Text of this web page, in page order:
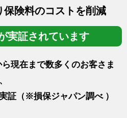
保険料のコストを削減
実証されています
現在まで数多くのお客さま
証（※損保ジャパン調べ ）